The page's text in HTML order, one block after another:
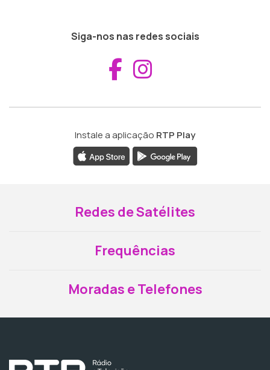
Siga-nos nas redes sociais
Aceder ao
Instale a aplicação RTP Play
Redes de Satélites
Frequências
Moradas e Telefones